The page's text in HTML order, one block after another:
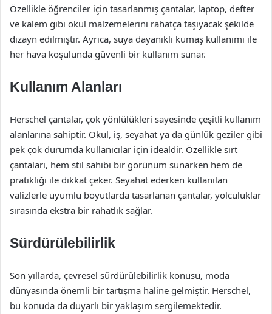
Özellikle öğrenciler için tasarlanmış çantalar, laptop, defter
ve kalem gibi okul malzemelerini rahatça taşıyacak şekilde
dizayn edilmiştir. Ayrıca, suya dayanıklı kumaş kullanımı ile
her hava koşulunda güvenli bir kullanım sunar.
Kullanım Alanları
Herschel çantalar, çok yönlülükleri sayesinde çeşitli kullanım
alanlarına sahiptir. Okul, iş, seyahat ya da günlük geziler gibi
pek çok durumda kullanıcılar için idealdir. Özellikle sırt
çantaları, hem stil sahibi bir görünüm sunarken hem de
pratikliği ile dikkat çeker. Seyahat ederken kullanılan
valizlerle uyumlu boyutlarda tasarlanan çantalar, yolculuklar
sırasında ekstra bir rahatlık sağlar.
Sürdürülebilirlik
Son yıllarda, çevresel sürdürülebilirlik konusu, moda
dünyasında önemli bir tartışma haline gelmiştir. Herschel,
bu konuda da duyarlı bir yaklaşım sergilemektedir.